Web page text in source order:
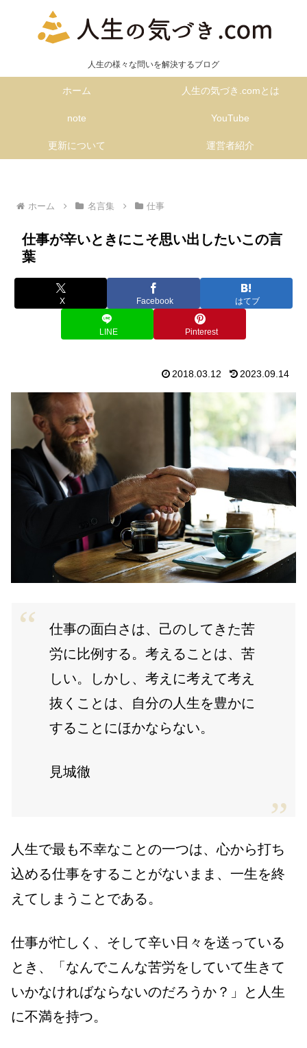
人生の様々な問いを解決するブログ
ホーム 人生の気づき.comとは
note YouTube
更新について 運営者紹介
ホーム 名言集 仕事
仕事が辛いときにこそ思い出したいこの言
葉
X Facebook はてブ
LINE Pinterest
2018.03.12 2023.09.14
仕事の面白さは、己のしてきた苦
労に比例する。考えることは、苦
しい。しかし、考えに考えて考え
抜くことは、自分の人生を豊かに
することにほかならない。
見城徹
人生で最も不幸なことの一つは、心から打ち
込める仕事をすることがないまま、一生を終
えてしまうことである。
仕事が忙しく、そして辛い日々を送っている
とき、「なんでこんな苦労をしていて生きて
いかなければならないのだろうか？」と人生
に不満を持つ。